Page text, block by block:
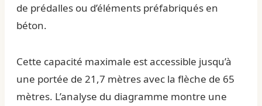
de prédalles ou d’éléments préfabriqués en
béton.
Cette capacité maximale est accessible jusqu’à
une portée de 21,7 mètres avec la flèche de 65
mètres. L’analyse du diagramme montre une